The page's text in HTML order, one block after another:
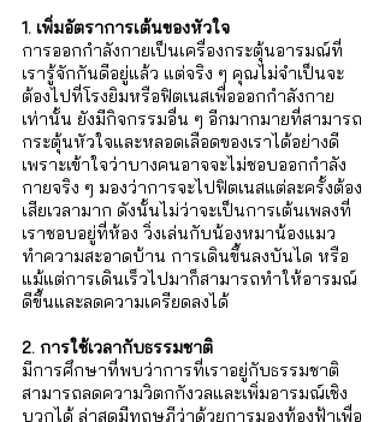
1. เพิ่มอัตราการเต้นของหัวใจ
การออกกำลังกายเป็นเครื่องกระตุ้นอารมณ์ที่
เรารู้จักกันดีอยู่แล้ว แต่จริง ๆ คุณไม่จำเป็นจะ
ต้องไปที่โรงยิมหรือฟิตเนสเพื่อออกกำลังกาย
เท่านั้น ยังมีกิจกรรมอื่น ๆ อีกมากมายที่สามารถ
กระตุ้นหัวใจและหลอดเลือดของเราได้อย่างดี
เพราะเข้าใจว่าบางคนอาจจะไม่ชอบออกกำลัง
กายจริง ๆ มองว่าการจะไปฟิตเนสแต่ละครั้งต้อง
เสียเวลามาก ดังนั้นไม่ว่าจะเป็นการเต้นเพลงที่
เราชอบอยู่ที่ห้อง วิ่งเล่นกับน้องหมาน้องแมว
ทำความสะอาดบ้าน การเดินขึ้นลงบันได หรือ
แม้แต่การเดินเร็วไปมาก็สามารถทำให้อารมณ์
ดีขึ้นและลดความเครียดลงได้
2. การใช้เวลากับธรรมชาติ
มีการศึกษาที่พบว่าการที่เราอยู่กับธรรมชาติ
สามารถลดความวิตกกังวลและเพิ่มอารมณ์เชิง
บวกได้ ล่าสุดมีทฤษฏีว่าด้วยการมองท้องฟ้าเพื่อ